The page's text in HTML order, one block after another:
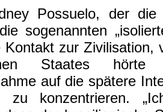
Possuelo, der die
sogenannten
Kontakt zur Zivilisation,
Staates
auf die spätere
zu konzentrieren.